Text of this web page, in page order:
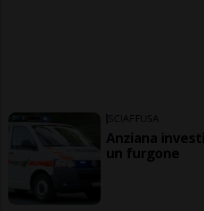
SCIAFFUSA
Anziana
un furgone